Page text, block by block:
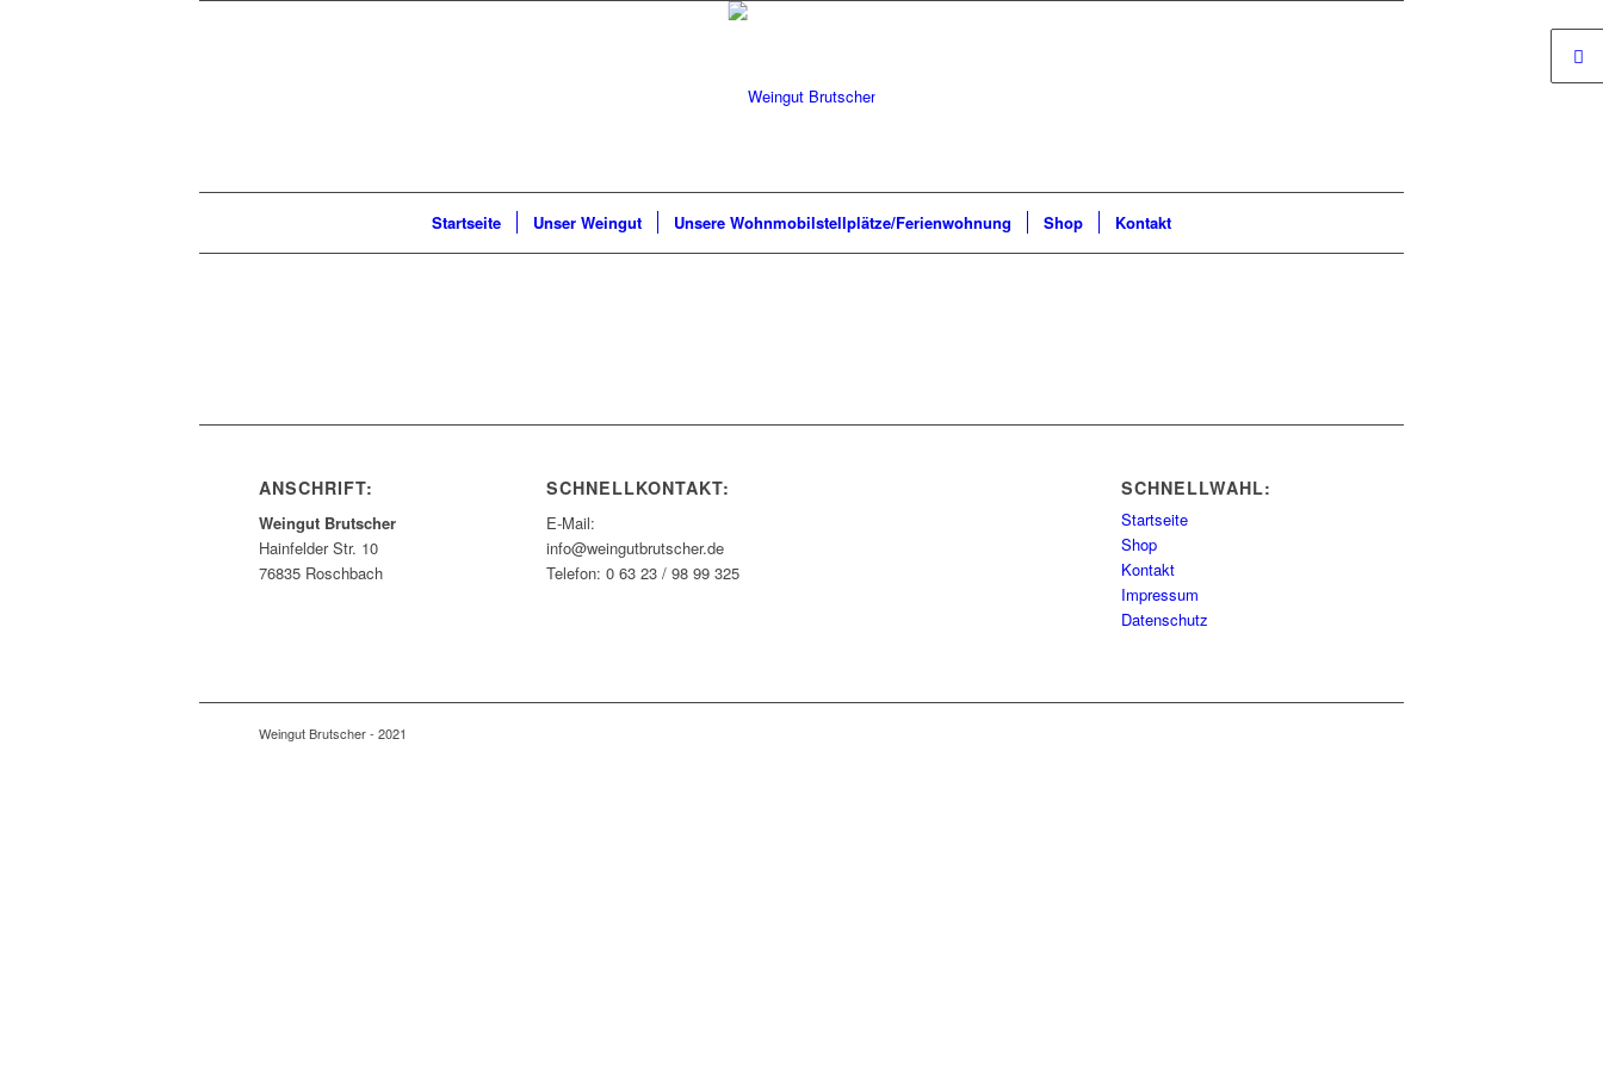
Startseite Unser Weingut Unsere Wohnmobilstellplätze/Ferienwohnung Shop Kontakt
ANSCHRIFT:
Weingut Brutscher
Hainfelder Str. 10
76835 Roschbach
SCHNELLKONTAKT:
E-Mail:
info@weingutbrutscher.de
Telefon: 0 63 23 / 98 99 325
SCHNELLWAHL:
Startseite
Shop
Kontakt
Impressum
Datenschutz
Weingut Brutscher - 2021